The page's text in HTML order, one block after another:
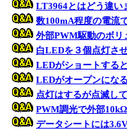
LT3964とはどう違い
数100mA程度の電流
外部PWM駆動のボ
白LEDを３個点灯さ
LEDがショートする
LEDがオープンにな
点灯はするが点滅し
PWM調光で外部10kΩ
データシートには